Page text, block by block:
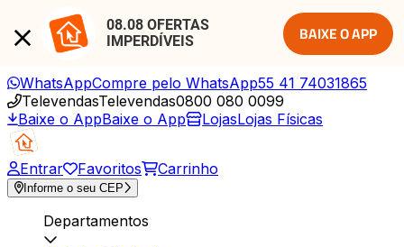
08.08 OFERTAS
IMPERDÍVEIS
BAIXE O APP
WhatsAppCompre pelo WhatsApp55 41 74031865
TelevendasTelevendas0800 080 0099
Baixe o AppBaixe o App LojasLojas Físicas
Entrar Favoritos Carrinho
Informe o seu CEP
Departamentos